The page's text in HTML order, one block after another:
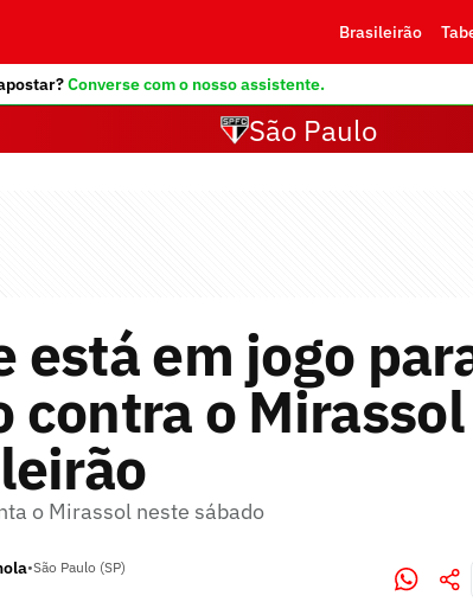
Brasileirão
Converse com o nosso assistente.
São Paulo
está em jogo
contra o
o Mirassol neste sábado
•São Paulo (SP)